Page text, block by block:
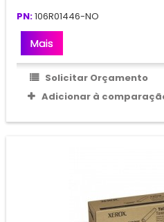
PN:106R01446-NO
Mais
Solicitar Orçamento
Adicionar à